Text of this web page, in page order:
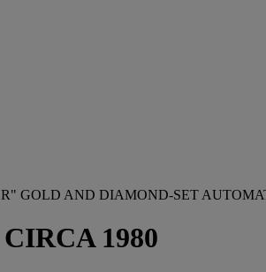
GOLD AND DIAMOND-SET
1980